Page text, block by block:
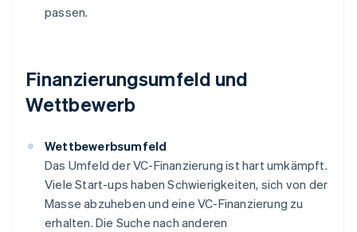
passen.
Finanzierungsumfeld und
Wettbewerb
Wettbewerbsumfeld
Das Umfeld der VC-Finanzierung ist hart umkämpft.
Viele Start-ups haben Schwierigkeiten, sich von der
Masse abzuheben und eine VC-Finanzierung zu
erhalten. Die Suche nach anderen